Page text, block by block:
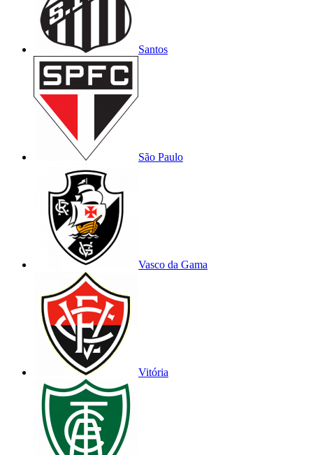
Santos
São Paulo
Vasco da Gama
Vitória